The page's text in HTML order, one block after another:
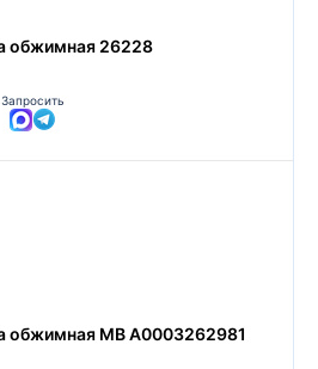
обжимная 26228
Запросить
обжимная MB A0003262981